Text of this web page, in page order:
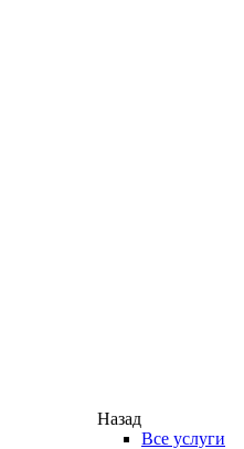
Назад
Все услуги